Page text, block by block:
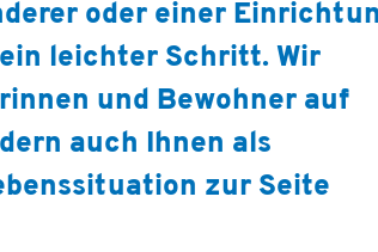
oder einer
leichter Schritt. Wir
und Bewohner auf
auch Ihnen als
zur Seite